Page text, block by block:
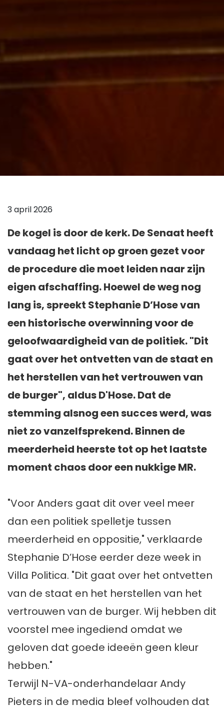
3 april 2026
De kogel is door de kerk. De Senaat heeft
vandaag het licht op groen gezet voor
de procedure die moet leiden naar zijn
eigen afschaffing. Hoewel de weg nog
lang is, spreekt Stephanie D’Hose van
een historische overwinning voor de
geloofwaardigheid van de politiek. "Dit
gaat over het ontvetten van de staat en
het herstellen van het vertrouwen van
de burger", aldus D'Hose. Dat de
stemming alsnog een succes werd, was
niet zo vanzelfsprekend. Binnen de
meerderheid heerste tot op het laatste
moment chaos door een nukkige MR.
"Voor Anders gaat dit over veel meer
dan een politiek spelletje tussen
meerderheid en oppositie," verklaarde
Stephanie D’Hose eerder deze week in
Villa Politica. "Dit gaat over het ontvetten
van de staat en het herstellen van het
vertrouwen van de burger. Wij hebben dit
voorstel mee ingediend omdat we
geloven dat goede ideeën geen kleur
hebben."
Terwijl N-VA-onderhandelaar Andy
Pieters in de media bleef volhouden dat